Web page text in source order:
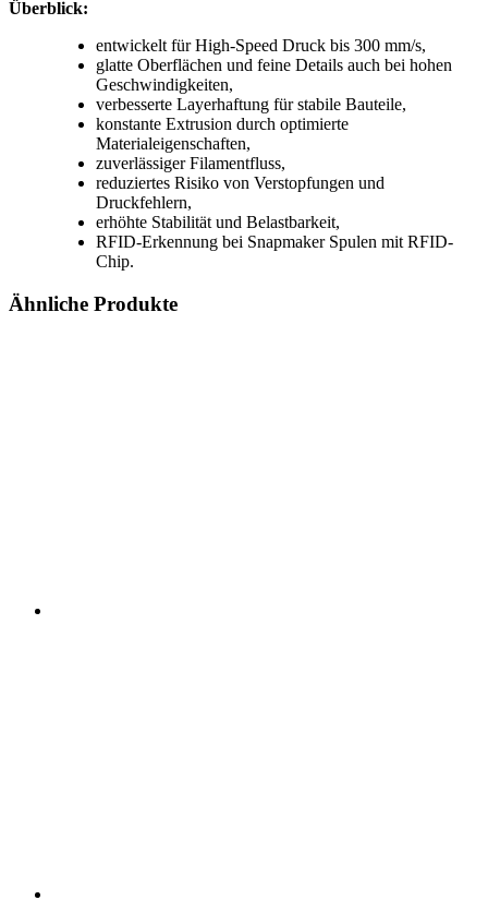
Überblick:
entwickelt für High-Speed Druck bis 300 mm/s,
glatte Oberflächen und feine Details auch bei hohen
Geschwindigkeiten,
verbesserte Layerhaftung für stabile Bauteile,
konstante Extrusion durch optimierte
Materialeigenschaften,
zuverlässiger Filamentfluss,
reduziertes Risiko von Verstopfungen und
Druckfehlern,
erhöhte Stabilität und Belastbarkeit,
RFID-Erkennung bei Snapmaker Spulen mit RFID-
Chip.
Ähnliche Produkte